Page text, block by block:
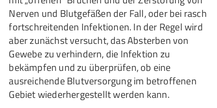
Nerven und Blutgefäßen der Fall, oder bei rasch
fortschreitenden Infektionen. In der Regel wird
aber zunächst versucht, das Absterben von
Gewebe zu verhindern, die Infektion zu
bekämpfen und zu überprüfen, ob eine
ausreichende Blutversorgung im betroffenen
Gebiet wiederhergestellt werden kann.